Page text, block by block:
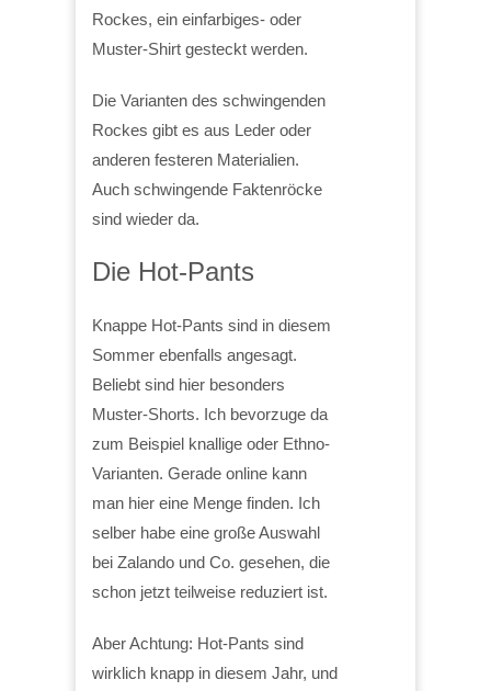
Rockes, ein einfarbiges- oder
Muster-Shirt gesteckt werden.
Die Varianten des schwingenden
Rockes gibt es aus Leder oder
anderen festeren Materialien.
Auch schwingende Faktenröcke
sind wieder da.
Die Hot-Pants
Knappe Hot-Pants sind in diesem
Sommer ebenfalls angesagt.
Beliebt sind hier besonders
Muster-Shorts. Ich bevorzuge da
zum Beispiel knallige oder Ethno-
Varianten. Gerade online kann
man hier eine Menge finden. Ich
selber habe eine große Auswahl
bei Zalando und Co. gesehen, die
schon jetzt teilweise reduziert ist.
Aber Achtung: Hot-Pants sind
wirklich knapp in diesem Jahr, und